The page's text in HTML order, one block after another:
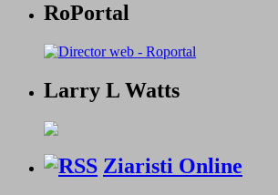
RoPortal
Larry L Watts
Ziaristi Online